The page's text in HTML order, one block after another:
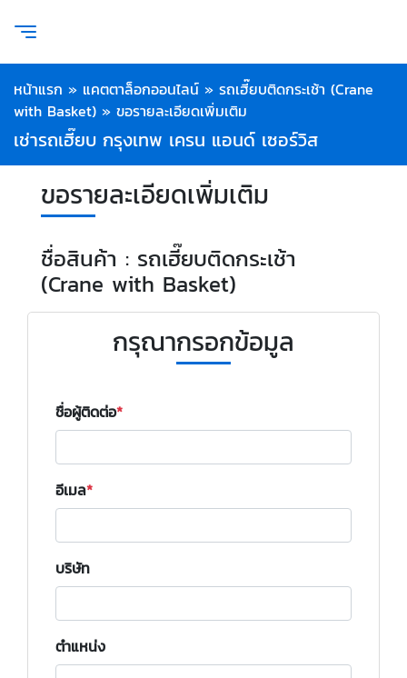
หน้าแรก » แคตตาล็อกออนไลน์ » รถเฮี๊ยบติดกระเช้า (Crane
with Basket) » ขอรายละเอียดเพิ่มเติม
เช่ารถเฮี๊ยบ กรุงเทพ เครน แอนด์ เซอร์วิส
ขอรายละเอียดเพิ่มเติม
ชื่อสินค้า : รถเฮี๊ยบติดกระเช้า
(Crane with Basket)
กรุณากรอกข้อมูล
ชื่อผู้ติดต่อ
อีเมล
บริษัท
ตำแหน่ง